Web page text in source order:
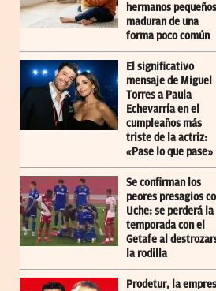
hermanos pequeños
maduran de una
forma poco común
El significativo
mensaje de Miguel
Torres a Paula
Echevarría en el
cumpleaños más
triste de la actriz:
«Pase lo que pase»
Se confirman los
peores presagios
Uche: se perderá la
temporada con el
Getafe al
la rodilla
Prodetur, la